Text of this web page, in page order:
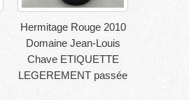
Hermitage Rouge 2010
Domaine Jean-Louis
Chave ETIQUETTE
LEGEREMENT passée